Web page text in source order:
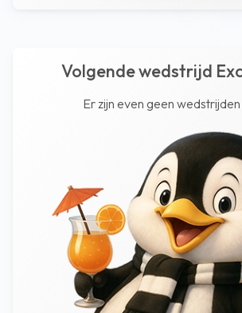
Volgende wedstrijd
Er zijn even geen